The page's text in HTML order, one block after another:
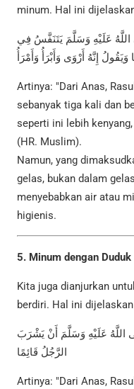
minum. Hal ini
عَلَيْهِ وَسَلَّمَ يَتَنَفَّسُ فِي
وَيَقُولُ إِنَّهُ أَرْوَى وَأَبْرَأُ وَأَمْرَأُ
Artinya: "Dari Anas,
sebanyak tiga kali dan
seperti ini lebih
(HR. Muslim).
Namun, yang
gelas, bukan dalam
menyebabkan air atau
higienis.
5. Minum dengan Duduk
Kita juga dianjurkan
berdiri. Hal ini
عَلَيْهِ وَسَلَّمَ أَنْ يَشْرَبَ
الرَّجُلُ قَائِمًا
Artinya: "Dari Anas,